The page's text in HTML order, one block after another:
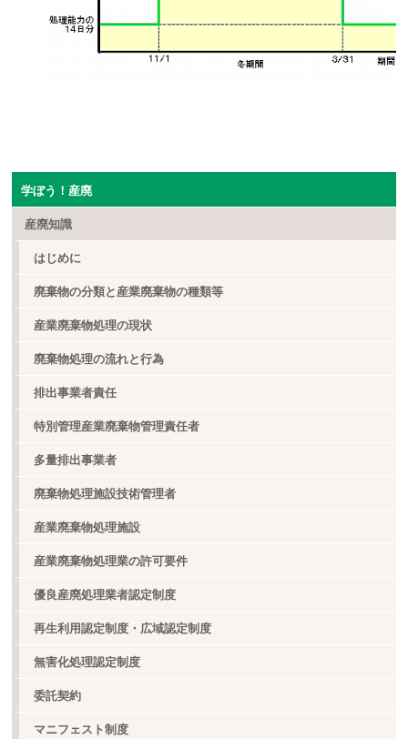
学ぼう！産廃
産廃知識
はじめに
廃棄物の分類と産業廃棄物の種類等
産業廃棄物処理の現状
廃棄物処理の流れと行為
排出事業者責任
特別管理産業廃棄物管理責任者
多量排出事業者
廃棄物処理施設技術管理者
産業廃棄物処理施設
産業廃棄物処理業の許可要件
優良産廃処理業者認定制度
再生利用認定制度・広域認定制度
無害化処理認定制度
委託契約
マニフェスト制度